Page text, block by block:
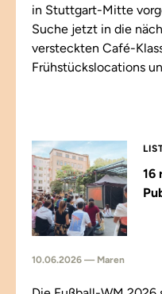
in Stuttgart-Mitte
Suche jetzt in die
versteckten Café-
Frühstückslocations
16
10.06.2026 — Maren